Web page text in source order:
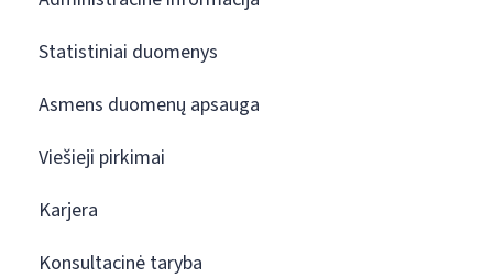
Statistiniai duomenys
Asmens duomenų apsauga
Viešieji pirkimai
Karjera
Konsultacinė taryba